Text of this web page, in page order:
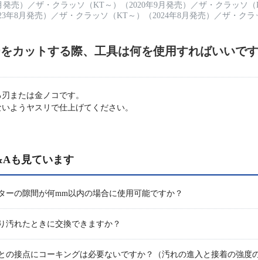
売） ／ザ・クラッソ（KT～）（2020年9月発売） ／ザ・クラッソ（
年8月発売）
／ザ・クラッソ（KT～）（2024年8月発売） ／ザ・クラ
カットする際、工具は何を使用すればいいで
または金ノコです。
ようヤスリで仕上げてください。
も見ています
ーの隙間が何mm以内の場合に使用可能ですか？
汚れたときに交換できますか？
の接点にコーキングは必要ないですか？（汚れの進入と接着の強度